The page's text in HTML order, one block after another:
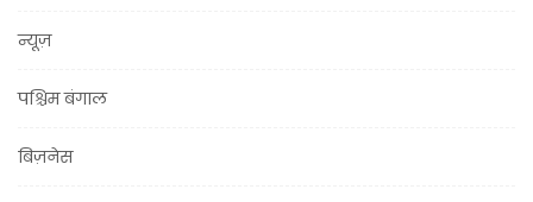
न्यूज़
पश्चिम बंगाल
बिज़नेस